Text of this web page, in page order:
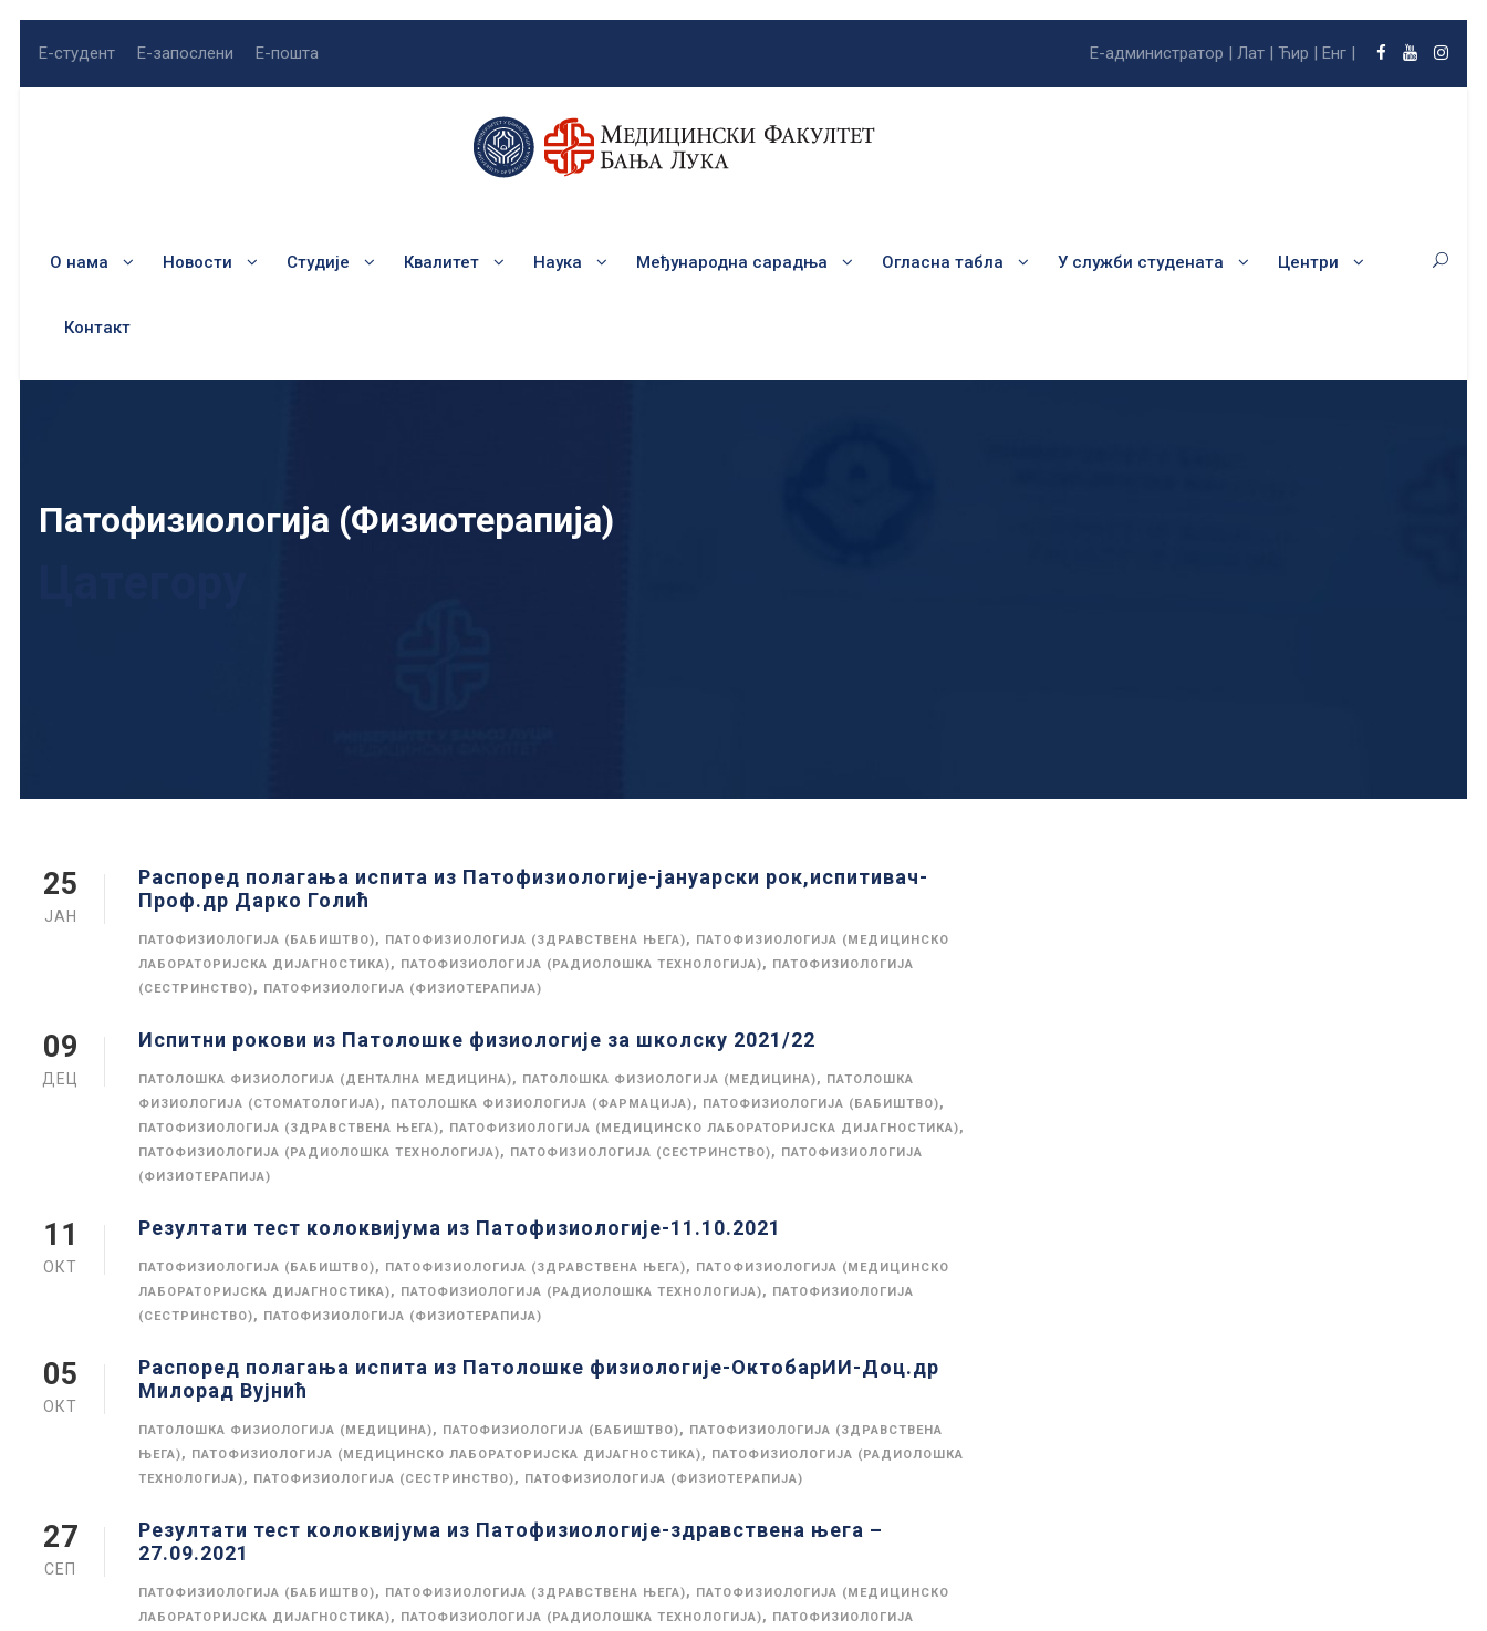
Е-студент Е-запослени Е-пошта Е-администратор | Лат | Ћир | Енг |
О нама Новости Студије Квалитет Наука Међународна сарадња Огласна табла У служби студената Центри
Контакт
Патофизиологија (Физиотерапија)
25
ЈАН
Распоред полагања испита из Патофизиологије-јануарски рок,испитивач-
Проф.др Дарко Голић
ПАТОФИЗИОЛОГИЈА (БАБИШТВО), ПАТОФИЗИОЛОГИЈА (ЗДРАВСТВЕНА ЊЕГА), ПАТОФИЗИОЛОГИЈА (МЕДИЦИНСКО
ЛАБОРАТОРИЈСКА ДИЈАГНОСТИКА), ПАТОФИЗИОЛОГИЈА (РАДИОЛОШКА ТЕХНОЛОГИЈА), ПАТОФИЗИОЛОГИЈА
(СЕСТРИНСТВО), ПАТОФИЗИОЛОГИЈА (ФИЗИОТЕРАПИЈА)
09
ДЕЦ
Испитни рокови из Патолошке физиологије за школску 2021/22
ПАТОЛОШКА ФИЗИОЛОГИЈА (ДЕНТАЛНА МЕДИЦИНА), ПАТОЛОШКА ФИЗИОЛОГИЈА (МЕДИЦИНА), ПАТОЛОШКА
ФИЗИОЛОГИЈА (СТОМАТОЛОГИЈА), ПАТОЛОШКА ФИЗИОЛОГИЈА (ФАРМАЦИЈА), ПАТОФИЗИОЛОГИЈА (БАБИШТВО),
ПАТОФИЗИОЛОГИЈА (ЗДРАВСТВЕНА ЊЕГА), ПАТОФИЗИОЛОГИЈА (МЕДИЦИНСКО ЛАБОРАТОРИЈСКА ДИЈАГНОСТИКА),
ПАТОФИЗИОЛОГИЈА (РАДИОЛОШКА ТЕХНОЛОГИЈА), ПАТОФИЗИОЛОГИЈА (СЕСТРИНСТВО), ПАТОФИЗИОЛОГИЈА
(ФИЗИОТЕРАПИЈА)
11
ОКТ
Резултати тест колоквијума из Патофизиологије-11.10.2021
ПАТОФИЗИОЛОГИЈА (БАБИШТВО), ПАТОФИЗИОЛОГИЈА (ЗДРАВСТВЕНА ЊЕГА), ПАТОФИЗИОЛОГИЈА (МЕДИЦИНСКО
ЛАБОРАТОРИЈСКА ДИЈАГНОСТИКА), ПАТОФИЗИОЛОГИЈА (РАДИОЛОШКА ТЕХНОЛОГИЈА), ПАТОФИЗИОЛОГИЈА
(СЕСТРИНСТВО), ПАТОФИЗИОЛОГИЈА (ФИЗИОТЕРАПИЈА)
05
ОКТ
Распоред полагања испита из Патолошке физиологије-ОктобарИИ-Доц.др
Милорад Вујнић
ПАТОЛОШКА ФИЗИОЛОГИЈА (МЕДИЦИНА), ПАТОФИЗИОЛОГИЈА (БАБИШТВО), ПАТОФИЗИОЛОГИЈА (ЗДРАВСТВЕНА
ЊЕГА), ПАТОФИЗИОЛОГИЈА (МЕДИЦИНСКО ЛАБОРАТОРИЈСКА ДИЈАГНОСТИКА), ПАТОФИЗИОЛОГИЈА (РАДИОЛОШКА
ТЕХНОЛОГИЈА), ПАТОФИЗИОЛОГИЈА (СЕСТРИНСТВО), ПАТОФИЗИОЛОГИЈА (ФИЗИОТЕРАПИЈА)
27
СЕП
Резултати тест колоквијума из Патофизиологије-здравствена њега –
27.09.2021
ПАТОФИЗИОЛОГИЈА (БАБИШТВО), ПАТОФИЗИОЛОГИЈА (ЗДРАВСТВЕНА ЊЕГА), ПАТОФИЗИОЛОГИЈА (МЕДИЦИНСКО
ЛАБОРАТОРИЈСКА ДИЈАГНОСТИКА), ПАТОФИЗИОЛОГИЈА (РАДИОЛОШКА ТЕХНОЛОГИЈА), ПАТОФИЗИОЛОГИЈА